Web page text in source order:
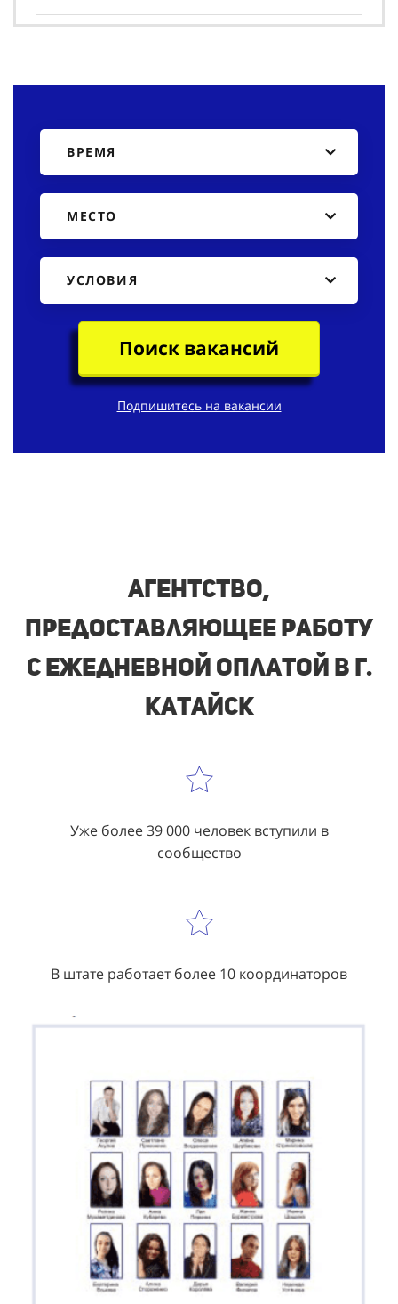
ВРЕМЯ
МЕСТО
УСЛОВИЯ
Поиск вакансий
Подпишитесь на вакансии
Агентство,
предоставляющее работу
с ежедневной оплатой в г.
Катайск
Уже более 39 000 человек вступили в
сообщество
В штате работает более 10 координаторов